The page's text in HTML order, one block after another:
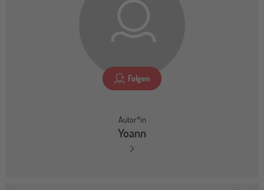
Folgen
Autor*in
Yoann